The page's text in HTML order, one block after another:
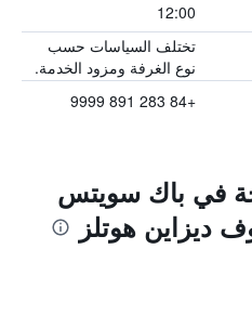
12:00
تختلف السياسات حسب
نوع الغرفة ومزود الخدمة.
+84 283 891 9999
في باك سويتس
ديزاين هوتلز